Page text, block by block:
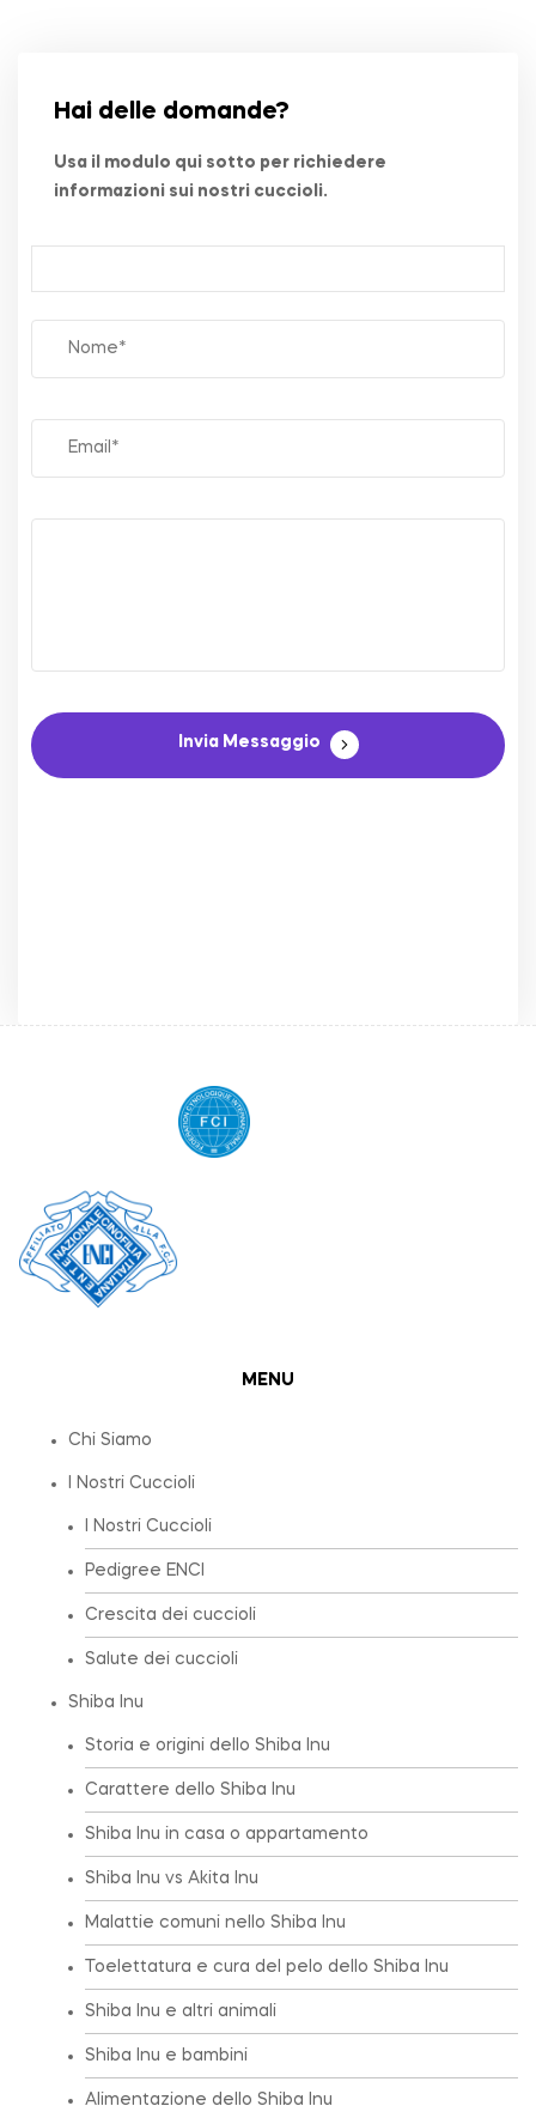
Hai delle domande?
Usa il modulo qui sotto per richiedere
informazioni sui nostri cuccioli.
Invia Messaggio
MENU
Chi Siamo
I Nostri Cuccioli
I Nostri Cuccioli
Pedigree ENCI
Crescita dei cuccioli
Salute dei cuccioli
Shiba Inu
Storia e origini dello Shiba Inu
Carattere dello Shiba Inu
Shiba Inu in casa o appartamento
Shiba Inu vs Akita Inu
Malattie comuni nello Shiba Inu
Toelettatura e cura del pelo dello Shiba Inu
Shiba Inu e altri animali
Shiba Inu e bambini
Alimentazione dello Shiba Inu